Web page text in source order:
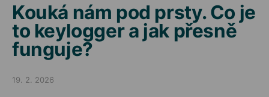
Kouká nám pod prsty. Co je
to keylogger a jak přesně
funguje?
Posted on
19. 2. 2026